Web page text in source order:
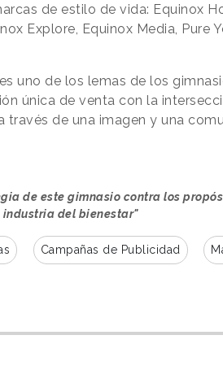
de estilo de vida: Equinox
Explore, Equinox Media, Pure
es uno de los lemas de los
única de venta con la
través de una imagen y una
de este gimnasio contra los
industria del bienestar"
Campañas de Publicidad